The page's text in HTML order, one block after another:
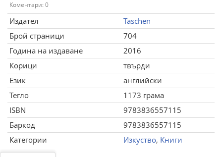
Коментари: 0
Издател
Taschen
Брой страници
704
Година на издаване
2016
Корици
твърди
Език
английски
Тегло
1173 грама
ISBN
9783836557115
Баркод
9783836557115
Категории
Изкуство, Книги